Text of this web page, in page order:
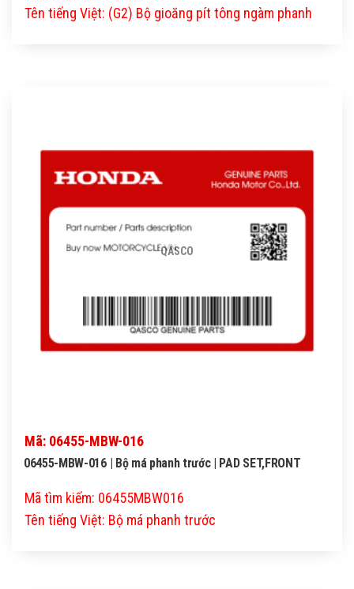
Tên tiếng Việt: (G2) Bộ gioăng pít tông ngàm phanh
QASCO
Mã: 06455-MBW-016
06455-MBW-016 | Bộ má phanh trước | PAD SET,FRONT
Mã tìm kiếm: 06455MBW016
Tên tiếng Việt: Bộ má phanh trước